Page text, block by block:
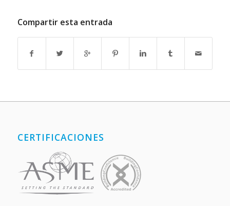
Compartir esta entrada
CERTIFICACIONES